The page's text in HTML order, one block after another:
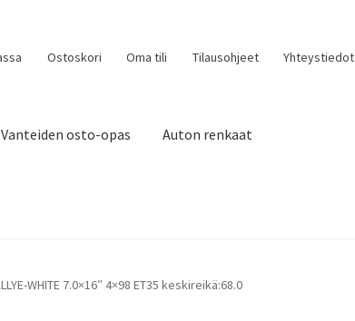
Ostoskori Oma tili Tilausohjeet Yhteystiedot
Vanteiden osto-opas Auton renkaat
WHITE 7.0×16″ 4×98 ET35 keskireikä:68.0